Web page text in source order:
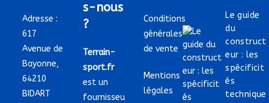
Adresse :
617
Avenue de
Bayonne,
64210
BIDART
s-nous
?
Terrain-
sport.fr
est un
fournisseu
Conditions
générales
de vente
Mentions
légales
Le guide
du
construct
eur : les
spécificit
és
technique